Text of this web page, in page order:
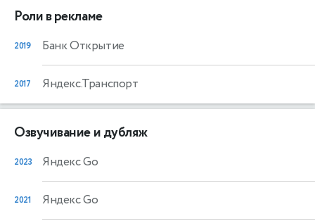
Роли в рекламе
2019 Банк Открытие
2017 Яндекс.Транспорт
Озвучивание и дубляж
2023 Яндекс Go
2021 Яндекс Go